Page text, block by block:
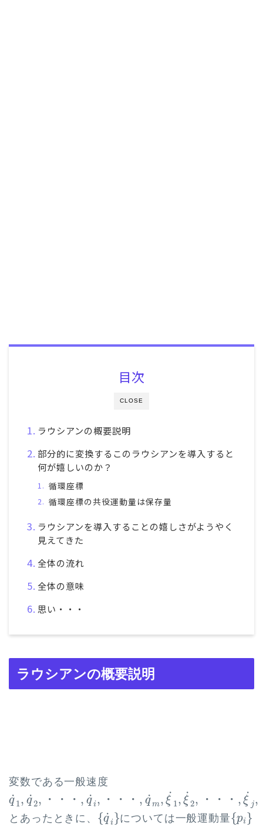
CLOSE
目次
ラウシアンの概要説明
部分的に変換するこのラウシアンを導入すると
何が嬉しいのか？
循環座標
循環座標の共役運動量は保存量
ラウシアンを導入することの嬉しさがようやく
見えてきた
全体の流れ
全体の意味
思い・・・
ラウシアンの概要説明
変数である一般速度
˙
q 1, ˙
q 2, ・ ・ ・ , ˙
q i, ・ ・ ・ , ˙
q m, ˙
ξ 1, ˙
ξ2, ・ ・ ・ , ˙
ξ j,
q 1 ,q 2, , , m 1 ・
とあったときに、 {˙
q i}
{q i} については一般運動量{pi}
{p }